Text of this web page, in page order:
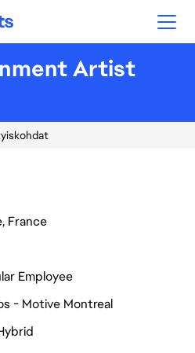
Artist
France
Employee
- Motive Montreal